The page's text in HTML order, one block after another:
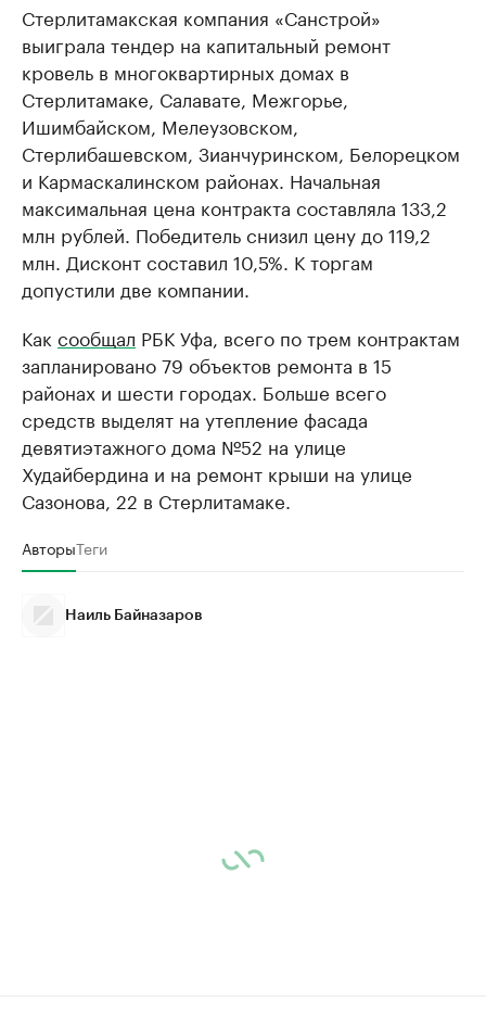
Стерлитамакская компания «Санстрой»
выиграла тендер на капитальный ремонт
кровель в многоквартирных домах в
Стерлитамаке, Салавате, Межгорье,
Ишимбайском, Мелеузовском,
Стерлибашевском, Зианчуринском, Белорецком
и Кармаскалинском районах. Начальная
максимальная цена контракта составляла 133,2
млн рублей. Победитель снизил цену до 119,2
млн. Дисконт составил 10,5%. К торгам
допустили две компании.
Как сообщал РБК Уфа, всего по трем контрактам
запланировано 79 объектов ремонта в 15
районах и шести городах. Больше всего
средств выделят на утепление фасада
девятиэтажного дома №52 на улице
Худайбердина и на ремонт крыши на улице
Сазонова, 22 в Стерлитамаке.
АвторыТеги
Наиль Байназаров